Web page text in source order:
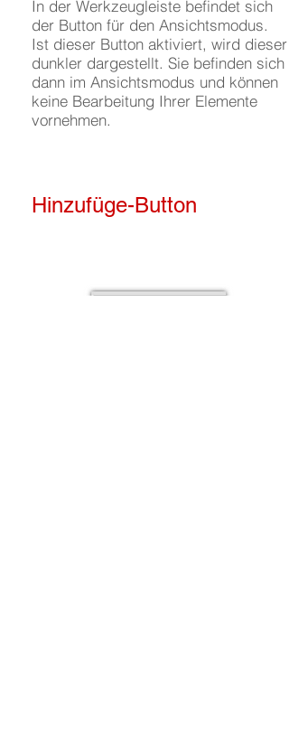
In der Werkzeugleiste befindet sich
der Button für den Ansichtsmodus.
Ist dieser Button aktiviert, wird dieser
dunkler dargestellt. Sie befinden sich
dann im Ansichtsmodus und können
keine Bearbeitung Ihrer Elemente
vornehmen.
Hinzufüge-Button